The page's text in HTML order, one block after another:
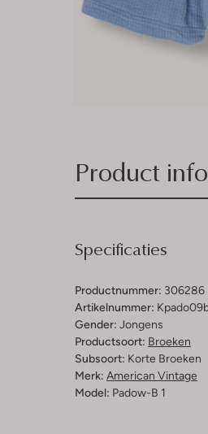
Product
Specificaties
Productnummer: 306286
Artikelnummer:
Gender: Jongens
Productsoort: Broeken
Subsoort: Korte Broeken
Merk: American Vintage
Model: Padow-B 1